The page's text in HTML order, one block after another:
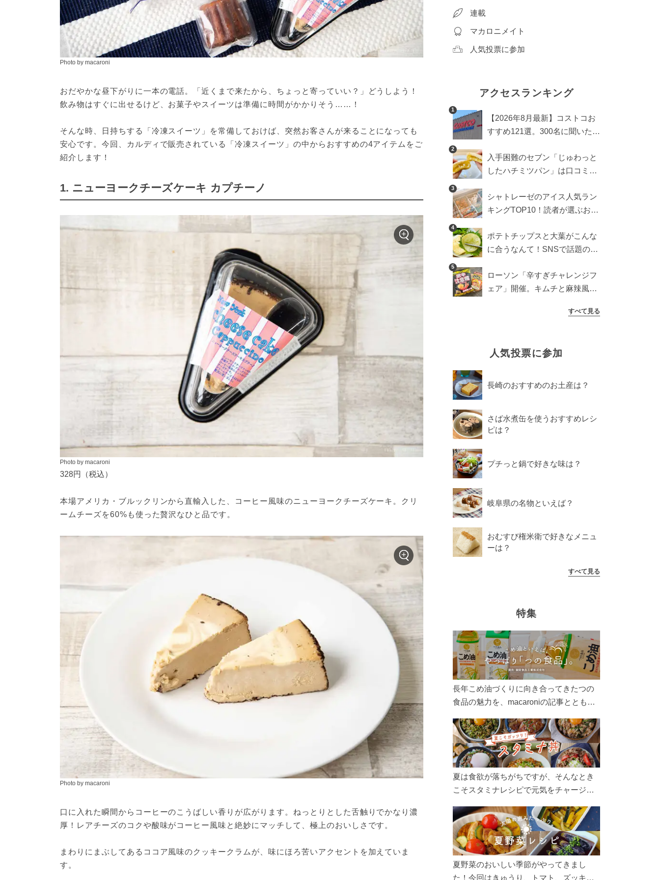
Photo by macaroni
おだやかな昼下がりに一本の電話。「近くまで来たから、ちょっと寄っていい？」どうしよう！
飲み物はすぐに出せるけど、お菓子やスイーツは準備に時間がかかりそう……！
そんな時、日持ちする「冷凍スイーツ」を常備しておけば、突然お客さんが来ることになっても
安心です。今回、カルディで販売されている「冷凍スイーツ」の中からおすすめの4アイテムをご
紹介します！
1. ニューヨークチーズケーキ カプチーノ
Photo by macaroni
328円（税込）
本場アメリカ・ブルックリンから直輸入した、コーヒー風味のニューヨークチーズケーキ。クリ
ームチーズを60%も使った贅沢なひと品です。
Photo by macaroni
口に入れた瞬間からコーヒーのこうばしい香りが広がります。ねっとりとした舌触りでかなり濃
厚！レアチーズのコクや酸味がコーヒー風味と絶妙にマッチして、極上のおいしさです。
まわりにまぶしてあるココア風味のクッキークラムが、味にほろ苦いアクセントを加えていま
す。
連載
マカロニメイト
人気投票に参加
アクセスランキング
1
【2026年8月最新】コストコお
すすめ121選。300名に聞いた買
め商品も
2
入手困難のセブン「じゅわっと
したハチミツパン」は口コミ通
検証
3
シャトレーゼのアイス人気ラン
キングTOP10！読者が選ぶおす
4
ポテトチップスと大葉がこんな
に合うなんて！SNSで話題の食
5
ローソン「辛すぎチャレンジフ
ェア」開催。キムチと麻辣風の
すべて見る
人気投票に参加
長崎のおすすめのお土産は？
さば水煮缶を使うおすすめレシ
ピは？
プチっと鍋で好きな味は？
岐阜県の名物といえば？
おむすび権米衛で好きなメニュ
ーは？
すべて見る
特集
長年こめ油づくりに向き合ってきたつの
食品の魅力を、macaroniの記事とともに
ん、製造現場や品質へのこだわりまで。
こめ油をもっと好きになるコンテンツを
ぜひお楽しみください。
夏は食欲が落ちがちですが、そんなとき
こそスタミナレシピで元気をチャージ！
リ食べて、夏バテを吹き飛ばしましょ
う！
夏野菜のおいしい季節がやってきまし
た！今回はきゅうり、トマト、ズッキー